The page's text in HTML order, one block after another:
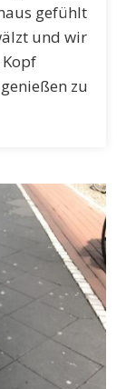
gefühlt
und wir
zu